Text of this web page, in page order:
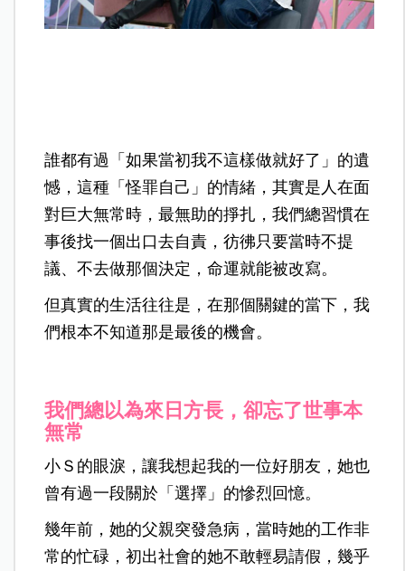
誰都有過「如果當初我不這樣做就好了」的遺
憾，這種「怪罪自己」的情緒，其實是人在面
對巨大無常時，最無助的掙扎，我們總習慣在
事後找一個出口去自責，彷彿只要當時不提
議、不去做那個決定，命運就能被改寫。
但真實的生活往往是，在那個關鍵的當下，我
們根本不知道那是最後的機會。
我們總以為來日方長，卻忘了世事本
無常
小Ｓ的眼淚，讓我想起我的一位好朋友，她也
曾有過一段關於「選擇」的慘烈回憶。
幾年前，她的父親突發急病，當時她的工作非
常的忙碌，初出社會的她不敢輕易請假，幾乎